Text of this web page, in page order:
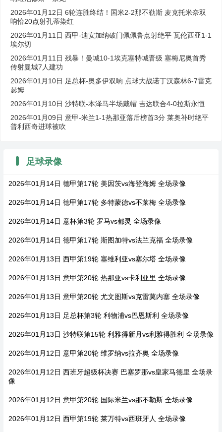
2026年01月12日 6轮连胜终结！国米2-2那不勒斯 麦克托米奈双
响恰20点射孔蒂染红
2026年01月11日 西甲-迪安加纳破门佩佩鲁点射绝平 瓦伦西亚1-1
埃尔切
2026年01月11日 残暴！曼城10-1埃克塞特城晋级 塞梅尼奥首秀
传射曼城7人建功
2026年01月10日 足总杯-奥多伊双响 点球大战诺丁汉森林6-7雷克
瑟姆
2026年01月10日 沙特联-本泽马半场戴帽 吉达联合4-0拉斯永恒
2026年01月09日 意甲-米兰1-1热那亚落后榜首3分 莱奥补时绝平
普利西奇进球被吹
足球录像
2026年01月14日 德甲第17轮 美因茨vs海登海姆 全场录像
2026年01月14日 德甲第17轮 多特蒙德vs不莱梅 全场录像
2026年01月14日 意杯第3轮 罗马vs都灵 全场录像
2026年01月14日 德甲第17轮 斯图加特vs法兰克福 全场录像
2026年01月13日 西甲第19轮 塞维利亚vs塞尔塔 全场录像
2026年01月13日 意甲第20轮 热那亚vs卡利亚里 全场录像
2026年01月13日 意甲第20轮 尤文图斯vs克雷莫内塞 全场录像
2026年01月13日 足总杯第3轮 利物浦vs巴恩斯利 全场录像
2026年01月13日 沙特联第15轮 利雅得新月vs利雅得胜利 全场录像
2026年01月12日 意甲第20轮 维罗纳vs拉齐奥 全场录像
2026年01月12日 西班牙超级杯决赛 巴塞罗那vs皇家马德里 全场录
像
2026年01月12日 意甲第20轮 国际米兰vs那不勒斯 全场录像
2026年01月12日 西甲第19轮 莱万特vs西班牙人 全场录像